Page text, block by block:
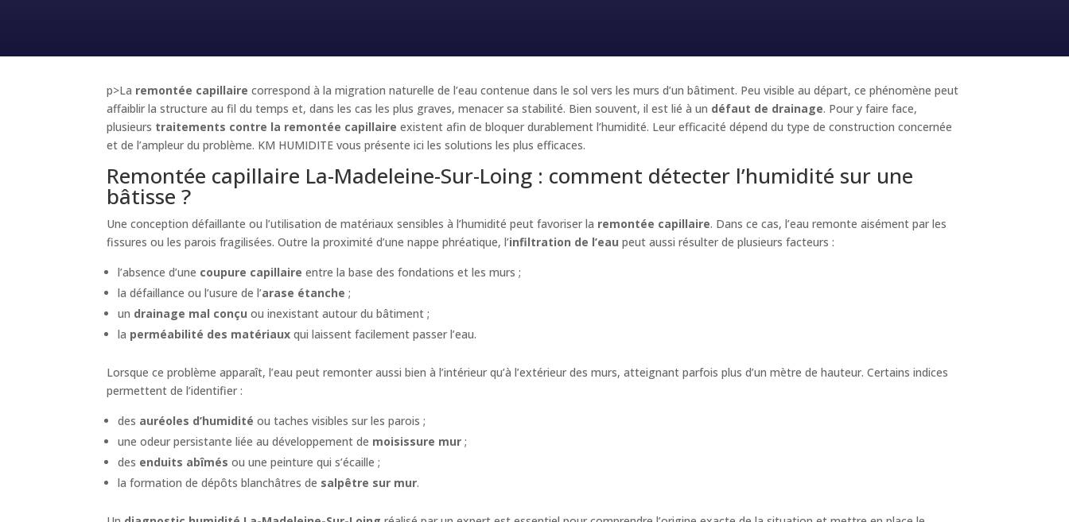
p>La remontée capillaire correspond à la migration naturelle de l’eau contenue dans le sol vers les murs d’un bâtiment. Peu visible au départ, ce phénomène peut
affaiblir la structure au fil du temps et, dans les cas les plus graves, menacer sa stabilité. Bien souvent, il est lié à un défaut de drainage. Pour y faire face,
plusieurs traitements contre la remontée capillaire existent afin de bloquer durablement l’humidité. Leur efficacité dépend du type de construction concernée
et de l’ampleur du problème. KM HUMIDITE vous présente ici les solutions les plus efficaces.
Remontée capillaire La-Madeleine-Sur-Loing : comment détecter l’humidité sur une
bâtisse ?
Une conception défaillante ou l’utilisation de matériaux sensibles à l’humidité peut favoriser la remontée capillaire. Dans ce cas, l’eau remonte aisément par les
fissures ou les parois fragilisées. Outre la proximité d’une nappe phréatique, l’infiltration de l’eau peut aussi résulter de plusieurs facteurs :
l’absence d’une coupure capillaire entre la base des fondations et les murs ;
la défaillance ou l’usure de l’arase étanche ;
un drainage mal conçu ou inexistant autour du bâtiment ;
la perméabilité des matériaux qui laissent facilement passer l’eau.
Lorsque ce problème apparaît, l’eau peut remonter aussi bien à l’intérieur qu’à l’extérieur des murs, atteignant parfois plus d’un mètre de hauteur. Certains indices
permettent de l’identifier :
des auréoles d’humidité ou taches visibles sur les parois ;
une odeur persistante liée au développement de moisissure mur ;
des enduits abîmés ou une peinture qui s’écaille ;
la formation de dépôts blanchâtres de salpêtre sur mur.